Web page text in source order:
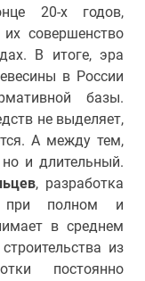
20-х годов,
совершенство
В итоге, эра
в России
базы.
не выделяет,
А между тем,
и длительный.
, разработка
при полном и
в среднем
из
постоянно